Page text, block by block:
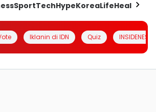
SportTechHypeKoreaLifeHealth
Iklanin di IDN Quiz INSIDENESIA